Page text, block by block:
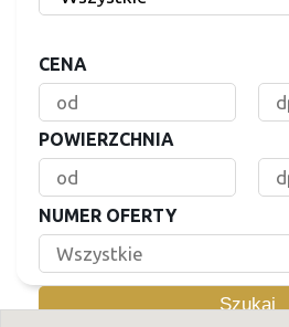
CENA
POWIERZCHNIA
NUMER OFERTY
Szukaj